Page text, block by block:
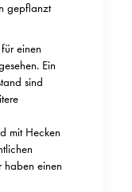
gepflanzt
einen
Ein
sind
mit Hecken
haben einen